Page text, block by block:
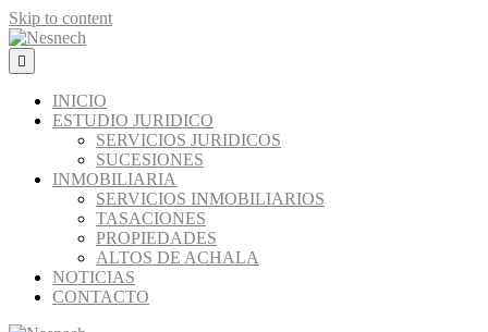
Skip to content
INICIO
ESTUDIO JURIDICO
SERVICIOS JURIDICOS
SUCESIONES
INMOBILIARIA
SERVICIOS INMOBILIARIOS
TASACIONES
PROPIEDADES
ALTOS DE ACHALA
NOTICIAS
CONTACTO